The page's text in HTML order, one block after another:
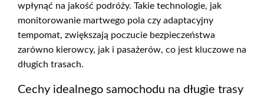
wpłynąć na jakość podróży. Takie technologie, jak
monitorowanie martwego pola czy adaptacyjny
tempomat, zwiększają poczucie bezpieczeństwa
zarówno kierowcy, jak i pasażerów, co jest kluczowe na
długich trasach.
Cechy idealnego samochodu na długie trasy